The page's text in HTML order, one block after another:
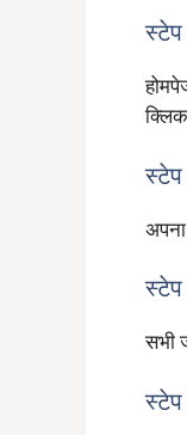
स्टेप
अपना
सभी